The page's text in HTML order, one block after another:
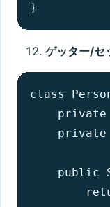
}
ゲッター/セ
class
private
private
public